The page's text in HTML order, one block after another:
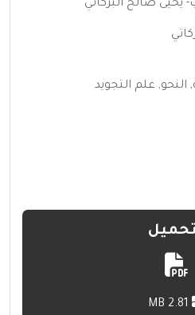
يحيى صالح البركاتي
, النحو, علم التجويد